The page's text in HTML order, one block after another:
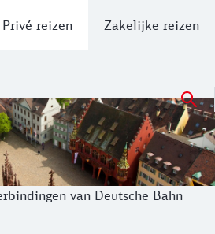
Privé reizen Zakelijke reizen
brengt u snel en
een onvergetelijke reis naar
van Deutsche Bahn